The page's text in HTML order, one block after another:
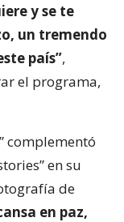
y se te
un tremendo
país”,
el programa,
complementó
en su
de
en paz,